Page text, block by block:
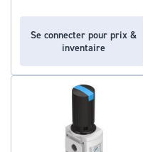
Se connecter pour prix &
inventaire